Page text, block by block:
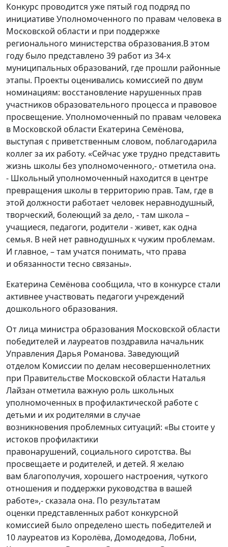
Конкурс проводится уже пятый год подряд по
инициативе Уполномоченного по правам человека в
Московской области и при поддержке
регионального министерства образования.В этом
году было представлено 39 работ из 34-х
муниципальных образований, где прошли районные
этапы. Проекты оценивались комиссией по двум
номинациям: восстановление нарушенных прав
участников образовательного процесса и правовое
просвещение. Уполномоченный по правам человека
в Московской области Екатерина Семёнова,
выступая с приветственным словом, поблагодарила
коллег за их работу. «Сейчас уже трудно представить
жизнь школы без уполномоченного,- отметила она.
- Школьный уполномоченный находится в центре
превращения школы в территорию прав. Там, где в
этой должности работает человек неравнодушный,
творческий, болеющий за дело, - там школа –
учащиеся, педагоги, родители - живет, как одна
семья. В ней нет равнодушных к чужим проблемам.
И главное, – там учатся понимать, что права
и обязанности тесно связаны».
Екатерина Семёнова сообщила, что в конкурсе стали
активнее участвовать педагоги учреждений
дошкольного образования.
От лица министра образования Московской области
победителей и лауреатов поздравила начальник
Управления Дарья Романова. Заведующий
отделом Комиссии по делам несовершеннолетних
при Правительстве Московской области Наталья
Лайзан отметила важную роль школьных
уполномоченных в профилактической работе с
детьми и их родителями в случае
возникновения проблемных ситуаций: «Вы стоите у
истоков профилактики
правонарушений, социального сиротства. Вы
просвещаете и родителей, и детей. Я желаю
вам благополучия, хорошего настроения, чуткого
отношения и поддержки руководства в вашей
работе»,- сказала она. По результатам
оценки представленных работ конкурсной
комиссией было определено шесть победителей и
10 лауреатов из Королёва, Домодедова, Лобни,